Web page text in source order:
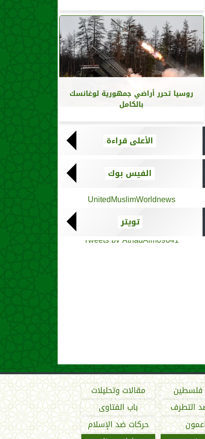
روسيا تحرر أراضي جمهورية لوغانسك
بالكامل
الأعلى قراءة
الفيس بوك
UnitedMuslimWorldnews
تويتر
Tweets by AthadAlm69641
مقالات وتحليلات
التطرف
باب الفتاوى
حركات ضد الإسلام